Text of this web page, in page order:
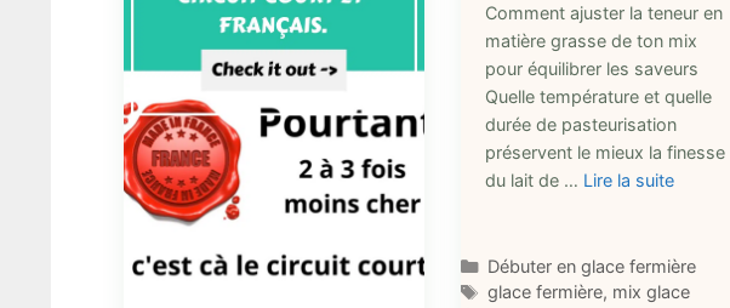
Comment ajuster la teneur en
matière grasse de ton mix
pour équilibrer les saveurs
Quelle température et quelle
durée de pasteurisation
préservent le mieux la finesse
du lait de … Lire la suite
Catégories
Débuter en glace fermière
Étiquettes
glace fermière, mix glace